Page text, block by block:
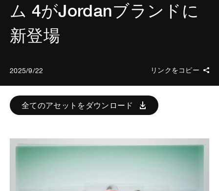
ム 4がJordanブランドに
新登場
2025/9/22 リンクをコピー
全てのアセットをダウンロード